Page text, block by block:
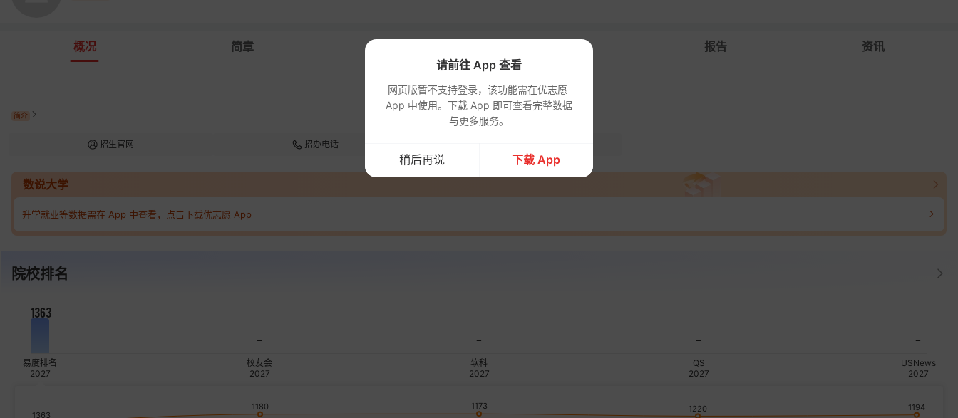
概况 简章 报告 资讯
简介
招生官网 招办电话
数说大学
升学就业等数据需在 App 中查看，点击下载优志愿 App
院校排名
1363
-
- - -
易度排名
2027
校友会
2027
软科
2027
QS
2027
USNews
2027
1363
1180 1173 1220 1194
请前往 App 查看
网页版暂不支持登录，该功能需在优志愿
App 中使用。下载 App 即可查看完整数据
与更多服务。
稍后再说 下载 App